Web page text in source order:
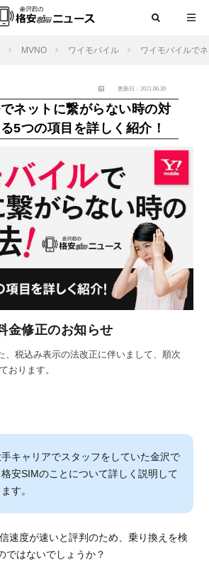
MVNO ワイモバイル ワイモバイルで
更新日：2021.06.30
ネットに繋がらない時の対
5つの項目を詳しく紹介！
金修正のお知らせ
、税込み表示の法改正に伴いまして、順次
おります。
キャリアでスタッフをしていた金沢で
安SIMのことについて詳しく説明して
す。
速度が速いと評判のため、乗り換えを検
ではないでしょうか？